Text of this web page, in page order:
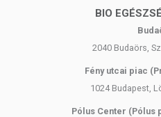
BIO
2040 Budaörs,
Fény utcai piac
1024 Budapest,
Pólus Center (Pólus